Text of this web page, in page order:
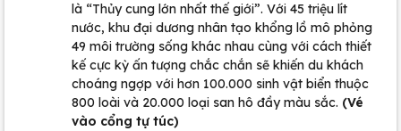
là “Thủy cung lớn nhất thế giới”. Với 45 triệu lít
nước, khu đại dương nhân tạo khổng lồ mô phỏng
49 môi trường sống khác nhau cùng với cách thiết
kế cực kỳ ấn tượng chắc chắn sẽ khiến du khách
choáng ngợp với hơn 100.000 sinh vật biển thuộc
800 loài và 20.000 loại san hô đầy màu sắc. (Vé
vào cổng tự túc)